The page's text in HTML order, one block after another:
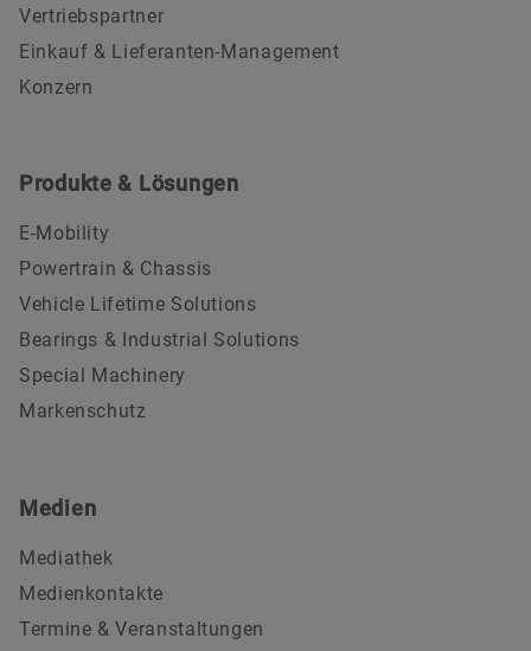
Vertriebspartner
Einkauf & Lieferanten-Management
Konzern
Produkte & Lösungen
E-Mobility
Powertrain & Chassis
Vehicle Lifetime Solutions
Bearings & Industrial Solutions
Special Machinery
Markenschutz
Medien
Mediathek
Medienkontakte
Termine & Veranstaltungen